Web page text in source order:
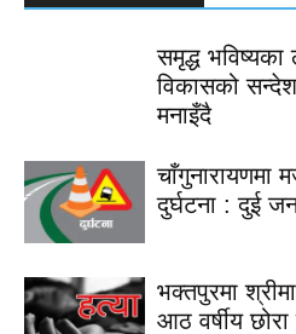
समृद्ध भविष्यका
विकासको सन्देश
मनाइँदै
चाँगुनारायणमा
दुर्घटना : दुई
भक्तपुरमा
आठ वर्षीय छोरा